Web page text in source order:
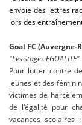
envoie des lettres
lors des
Goal FC (Auvergne-
"Les stages EGOALITE"
Pour lutter contre
jeunes et des
victimes de
de l’égalité pour
vacances scolaires